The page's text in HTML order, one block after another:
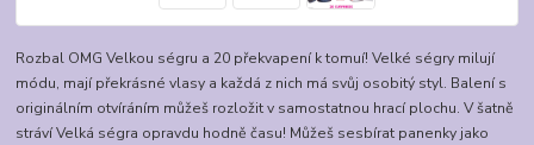
Rozbal OMG Velkou ségru a 20 překvapení k tomuí! Velké ségry milují
módu, mají překrásné vlasy a každá z nich má svůj osobitý styl. Balení s
originálním otvíráním můžeš rozložit v samostatnou hrací plochu. V šatně
stráví Velká ségra opravdu hodně času! Můžeš sesbírat panenky jako